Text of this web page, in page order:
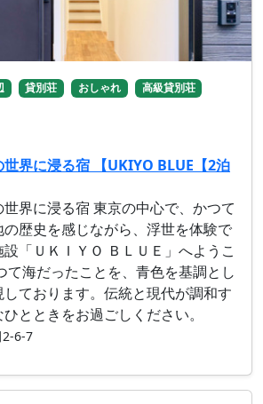
貸別荘 おしゃれ
高級貸別荘
界に浸る宿 【UKIYO BLUE【2泊
界に浸る宿 東京の中心で、かつて
歴史を感じながら、浮世を体験で
「ＵＫＩＹＯ ＢＬＵＥ」へようこ
て海だったことを、青色を基調とし
ております。伝統と現代が調和す
とときをお過ごしください。
2-6-7